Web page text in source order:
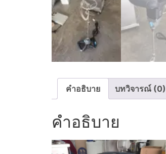
คำอธิบาย บทวิจารณ์ (0)
คำอธิบาย